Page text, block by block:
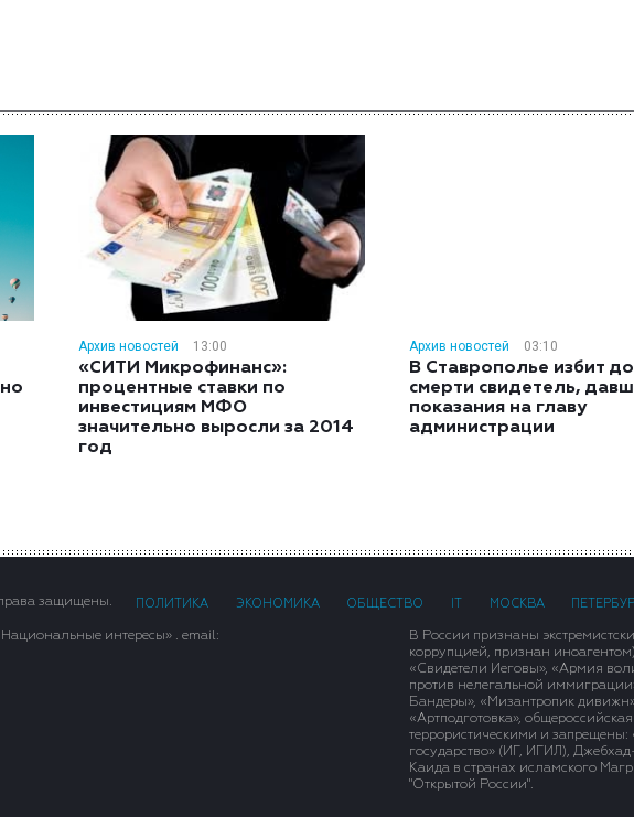
Архив новостей 13:00
«СИТИ Микрофинанс»:
процентные ставки по
инвестициям МФО
значительно выросли за 2014
год
Архив новостей 03:10
В Ставрополье избит до
смерти свидетель,
показания на главу
администрации
защищены. ПОЛИТИКА ЭКОНОМИКА ОБЩЕСТВО МОСКВА
интересы» . email:
В России признаны
коррупцией, признан
«Свидетели Иеговы», «Армия
против нелегальной
Бандеры», «Мизантропик
«Артподготовка»,
террористическими и
государство» (ИГ, ИГИЛ),
Каида в странах исламского
"Открытой России".